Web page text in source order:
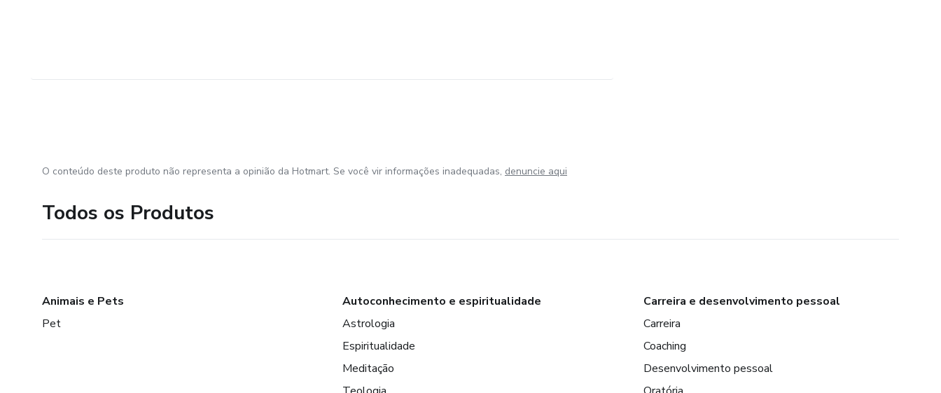
O conteúdo deste produto não representa a opinião da Hotmart. Se você vir informações inadequadas, denuncie aqui
Todos os Produtos
Animais e Pets
Pet
Autoconhecimento e espiritualidade
Astrologia
Espiritualidade
Meditação
Carreira e desenvolvimento pessoal
Carreira
Coaching
Desenvolvimento pessoal